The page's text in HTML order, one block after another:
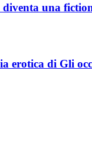
diventa una
erotica di Gli